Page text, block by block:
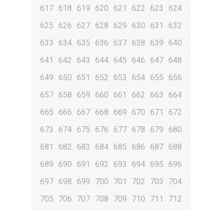
617 618 619 620 621 622 623
624
625
626 627 628 629 630 631
632
633
634 635 636 637 638 639 640
641
642 643 644 645 646 647 648
649
650 651 652 653 654 655 656
657 658 659 660 661 662 663
664
665
666 667 668 669 670 671
672
673
674 675 676 677 678 679
680
681
682 683 684 685 686 687 688
689
690 691 692 693 694 695
696
697 698 699 700 701 702 703
704
705
706 707 708 709 710 711
712